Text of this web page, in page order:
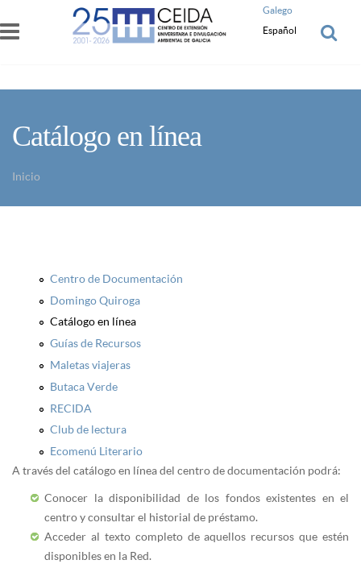
Pasar al contenido principal
Galego
Español
Catálogo en línea
Inicio
Centro de Documentación
Domingo Quiroga
Catálogo en línea
Guías de Recursos
Maletas viajeras
Butaca Verde
RECIDA
Club de lectura
Ecomenú Literario
A través del catálogo en línea del centro de documentación podrá:
Conocer la disponibilidad de los fondos existentes en el
centro y consultar el historial de préstamo.
Acceder al texto completo de aquellos recursos que estén
disponibles en la Red.